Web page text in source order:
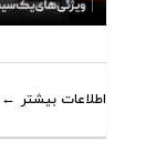
اطلاعات بیشتر